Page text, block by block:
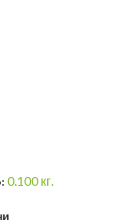
0.100кг.